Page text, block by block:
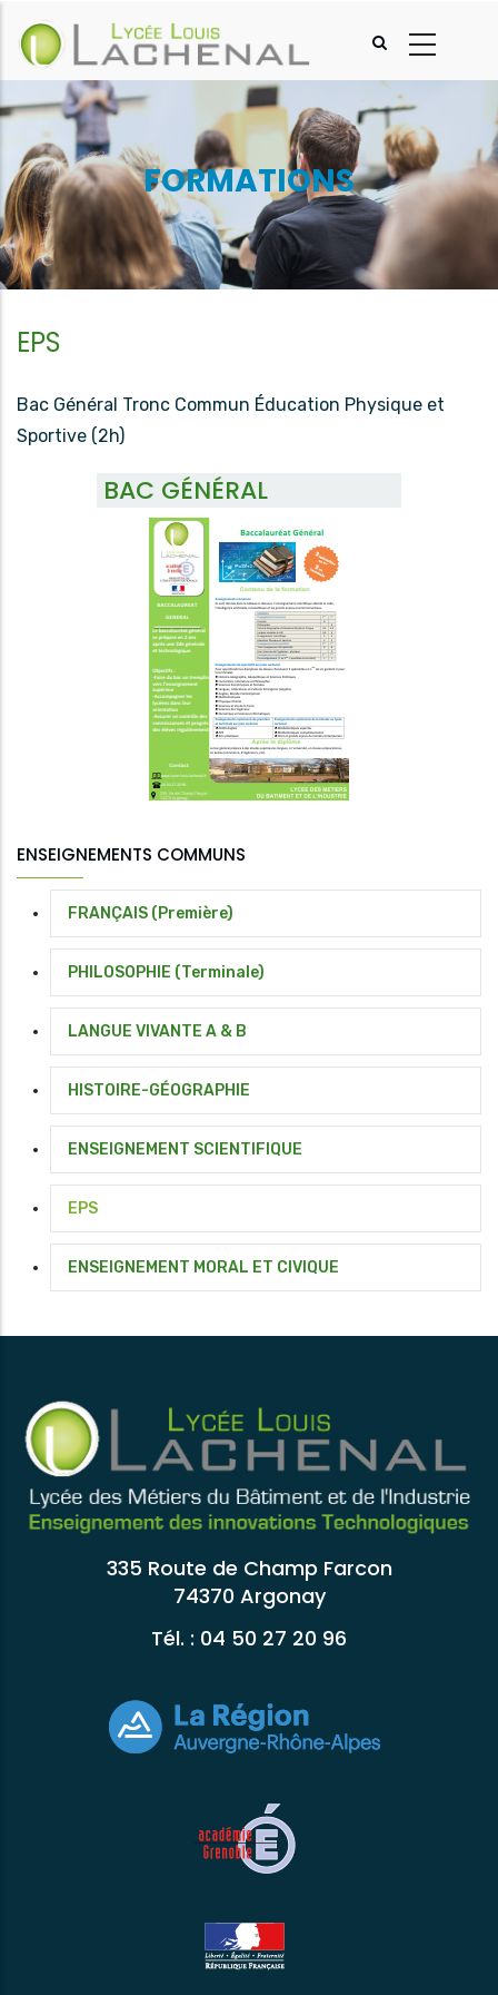
contenu
principal
FORMATIONS
EPS
Bac Général Tronc Commun Éducation Physique et
Sportive (2h)
BAC GÉNÉRAL
ENSEIGNEMENTS COMMUNS
FRANÇAIS (Première)
PHILOSOPHIE (Terminale)
LANGUE VIVANTE A & B
HISTOIRE-GÉOGRAPHIE
ENSEIGNEMENT SCIENTIFIQUE
EPS
ENSEIGNEMENT MORAL ET CIVIQUE
335 Route de Champ Farcon
74370 Argonay
Tél. : 04 50 27 20 96